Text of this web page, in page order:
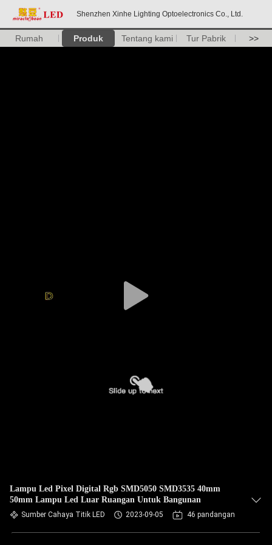
Shenzhen Xinhe Lighting Optoelectronics Co., Ltd.
Rumah Produk Tentang kami Tur Pabrik >>
Lampu Led Pixel Digital Rgb SMD5050 SMD3535 40mm
50mm Lampu Led Luar Ruangan Untuk Bangunan
Sumber Cahaya Titik LED 2023-09-05 46 pandangan